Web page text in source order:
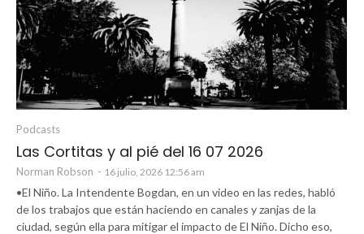
Podcasts
Las Cortitas y al pié del 16 07 2026
Norman Robson - 16 julio, 2026 12:56 am
•El Niño. La Intendente Bogdan, en un video en las redes, habló
de los trabajos que están haciendo en canales y zanjas de la
ciudad, según ella para mitigar el impacto de El Niño. Dicho eso,